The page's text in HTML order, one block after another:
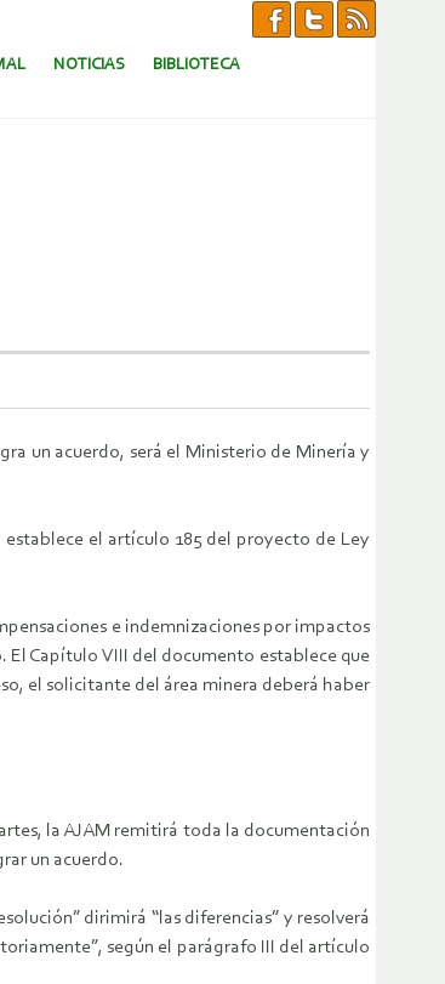
NOTICIAS BIBLIOTECA
un acuerdo, será el Ministerio de Minería y
el artículo 185 del proyecto de Ley
e indemnizaciones por impactos
Capítulo VIII del documento establece que
el solicitante del área minera deberá haber
la AJAM remitirá toda la documentación
un acuerdo.
dirimirá “las diferencias” y resolverá
según el parágrafo III del artículo